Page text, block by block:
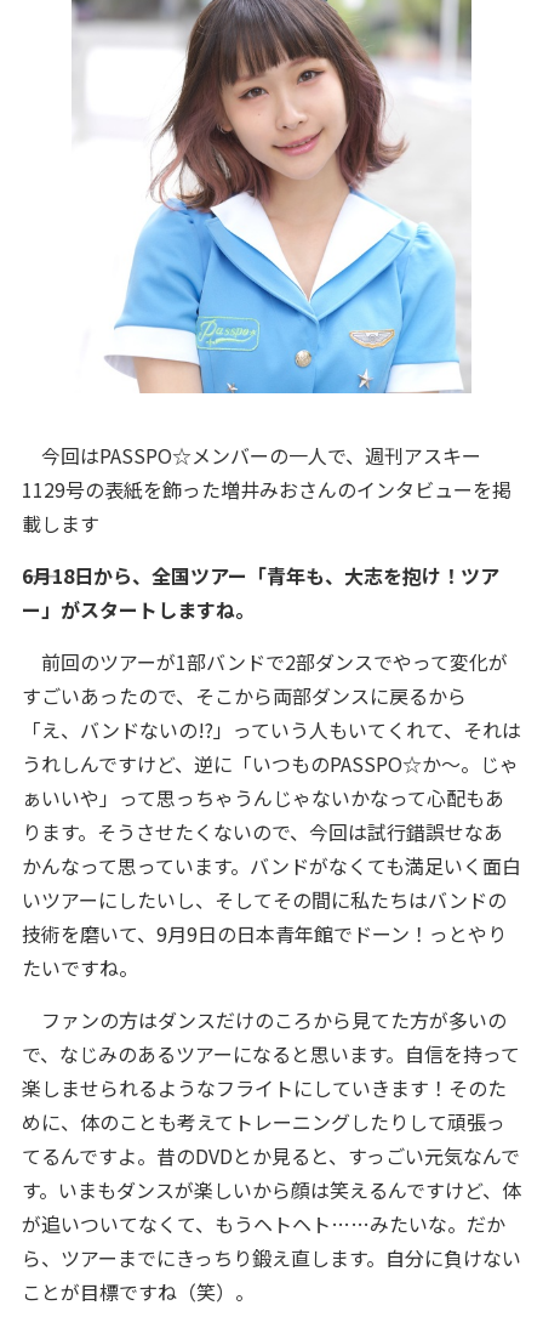
今回はPASSPO☆メンバーの一人で、週刊アスキー
1129号の表紙を飾った増井みおさんのインタビューを掲
載します
――6月18日から、全国ツアー「青年も、大志を抱け！ツア
ー」がスタートしますね。
前回のツアーが1部バンドで2部ダンスでやって変化が
すごいあったので、そこから両部ダンスに戻るから
「え、バンドないの!?」っていう人もいてくれて、それは
うれしんですけど、逆に「いつものPASSPO☆か～。じゃ
ぁいいや」って思っちゃうんじゃないかなって心配もあ
ります。そうさせたくないので、今回は試行錯誤せなあ
かんなって思っています。バンドがなくても満足いく面白
いツアーにしたいし、そしてその間に私たちはバンドの
技術を磨いて、9月9日の日本青年館でドーン！っとやり
たいですね。
ファンの方はダンスだけのころから見てた方が多いの
で、なじみのあるツアーになると思います。自信を持って
楽しませられるようなフライトにしていきます！そのた
めに、体のことも考えてトレーニングしたりして頑張っ
てるんですよ。昔のDVDとか見ると、すっごい元気なんで
す。いまもダンスが楽しいから顔は笑えるんですけど、体
が追いついてなくて、もうヘトヘト……みたいな。だか
ら、ツアーまでにきっちり鍛え直します。自分に負けない
ことが目標ですね（笑）。